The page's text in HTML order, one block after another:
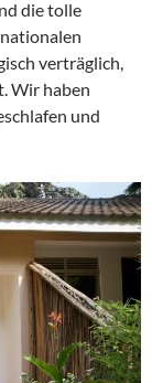
die tolle
verträglich,
Wir haben
und